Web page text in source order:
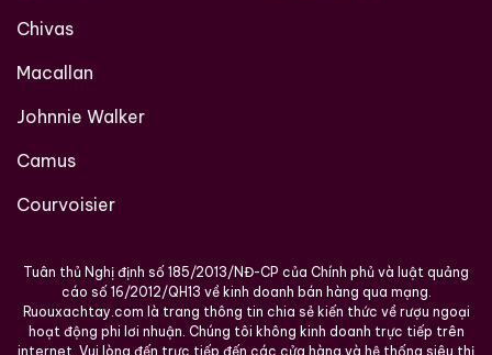
Các loại rượu sưu tầm quý hiềm trên thế giới tại
Chivas
Macallan
Johnnie Walker
Camus
Courvoisier
Tuân thủ Nghị định số 185/2013/NĐ-CP của Chính phủ và luật quảng
cáo số 16/2012/QH13 về kinh doanh bán hàng qua mạng.
Ruouxachtay.com là trang thông tin chia sẻ kiến thức về rượu ngoại
hoạt động phi lơi nhuận. Chúng tôi không kinh doanh trực tiếp trên
internet. Vui lòng đến trực tiếp đến các cửa hàng và hệ thống siêu thị